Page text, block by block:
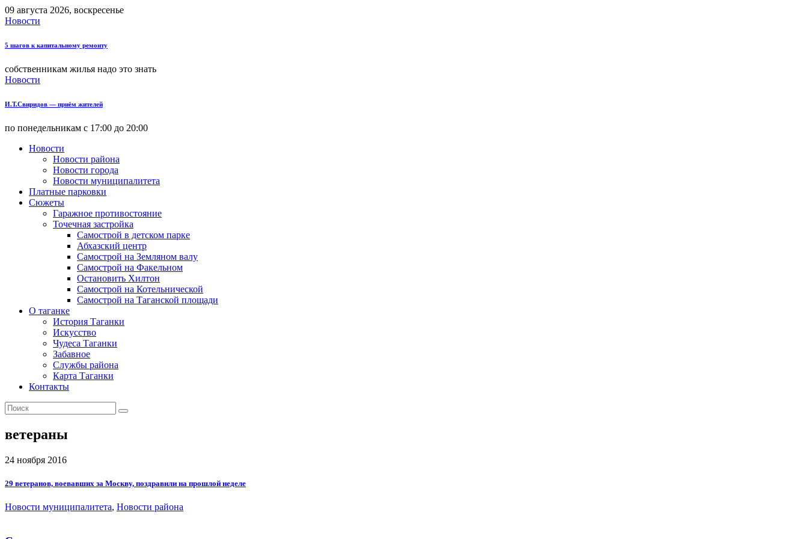
09 августа 2026, воскресенье
Новости
5 шагов к капитальному ремонту
собственникам жилья надо это знать
Новости
И.Т.Свиридов — приём жителей
по понедельникам с 17:00 до 20:00
Новости
Новости района
Новости города
Новости муниципалитета
Платные парковки
Сюжеты
Гаражное противостояние
Точечная застройка
Самострой в детском парке
Абхазский центр
Самострой на Земляном валу
Самострой на Факельном
Остановить Хилтон
Самострой на Котельнической
Самострой на Таганской площади
О таганке
История Таганки
Искусство
Чудеса Таганки
Забавное
Службы района
Карта Таганки
Контакты
ветераны
24 ноября 2016
29 ветеранов, воевавших за Москву, поздравили на прошлой неделе
Новости муниципалитета, Новости района